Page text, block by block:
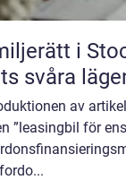
i
svåra
av
”leasingbil för